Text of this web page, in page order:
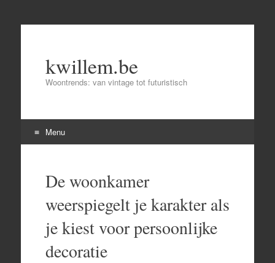
kwillem.be
Woontrends: van vintage tot futuristisch
Menu
contentDe woonkamer
weerspiegelt je karakter als
je kiest voor persoonlijke
decoratie